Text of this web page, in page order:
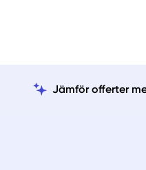
Jämför offerter